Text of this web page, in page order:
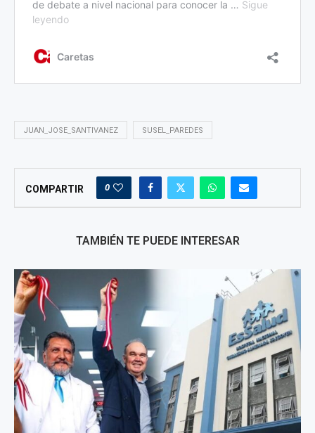
JUAN_JOSE_SANTIVANEZ SUSEL_PAREDES
COMPARTIR 0
TAMBIÉN TE PUEDE INTERESAR